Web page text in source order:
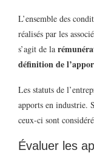
L’ensemble des
réalisés par les
s’agit de la
définition de
Les statuts de
apports en industrie.
ceux-ci sont
Évaluer les